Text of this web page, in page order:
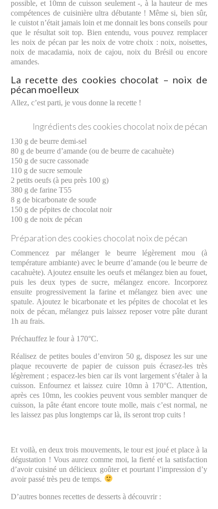
possible, et 10mn de cuisson seulement -, à la hauteur de mes
compétences de cuisinière ultra débutante ! Même si, bien sûr,
le cuistot n’était jamais loin et me donnait les bons conseils pour
que le résultat soit top. Bien entendu, vous pouvez remplacer
les noix de pécan par les noix de votre choix : noix, noisettes,
noix de macadamia, noix de cajou, noix du Brésil ou encore
amandes.
La recette des cookies chocolat – noix de
pécan moelleux
Allez, c’est parti, je vous donne la recette !
Ingrédients des cookies chocolat noix de pécan
130 g de beurre demi-sel
80 g de beurre d’amande (ou de beurre de cacahuète)
150 g de sucre cassonade
110 g de sucre semoule
2 petits oeufs (à peu près 100 g)
380 g de farine T55
8 g de bicarbonate de soude
150 g de pépites de chocolat noir
100 g de noix de pécan
Préparation des cookies chocolat noix de pécan
Commencez par mélanger le beurre légèrement mou (à
température ambiante) avec le beurre d’amande (ou le beurre de
cacahuète). Ajoutez ensuite les oeufs et mélangez bien au fouet,
puis les deux types de sucre, mélangez encore. Incorporez
ensuite progressivement la farine et mélangez bien avec une
spatule. Ajoutez le bicarbonate et les pépites de chocolat et les
noix de pécan, mélangez puis laissez reposer votre pâte durant
1h au frais.
Préchauffez le four à 170°C.
Réalisez de petites boules d’environ 50 g, disposez les sur une
plaque recouverte de papier de cuisson puis écrasez-les très
légèrement ; espacez-les bien car ils vont largement s’étaler à la
cuisson. Enfournez et laissez cuire 10mn à 170°C. Attention,
après ces 10mn, les cookies peuvent vous sembler manquer de
cuisson, la pâte étant encore toute molle, mais c’est normal, ne
les laissez pas plus longtemps car là, ils seront trop cuits !
Et voilà, en deux trois mouvements, le tour est joué et place à la
dégustation ! Vous aurez comme moi, la fierté et la satisfaction
d’avoir cuisiné un délicieux goûter et pourtant l’impression d’y
avoir passé très peu de temps.
D’autres bonnes recettes de desserts à découvrir :